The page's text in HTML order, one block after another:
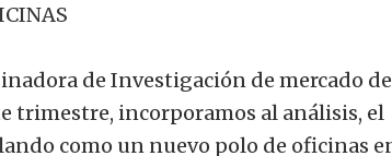
de Investigación de mercado de
trimestre, incorporamos al análisis, el
como un nuevo polo de oficinas